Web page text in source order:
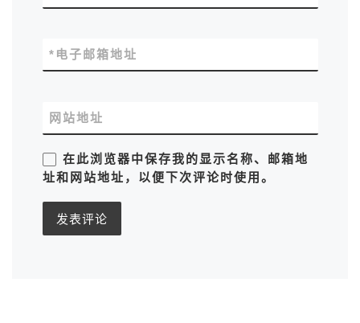
电子邮箱地址
*
网站地址
在此浏览器中保存我的显示名称、邮箱地
址和网站地址，以便下次评论时使用。